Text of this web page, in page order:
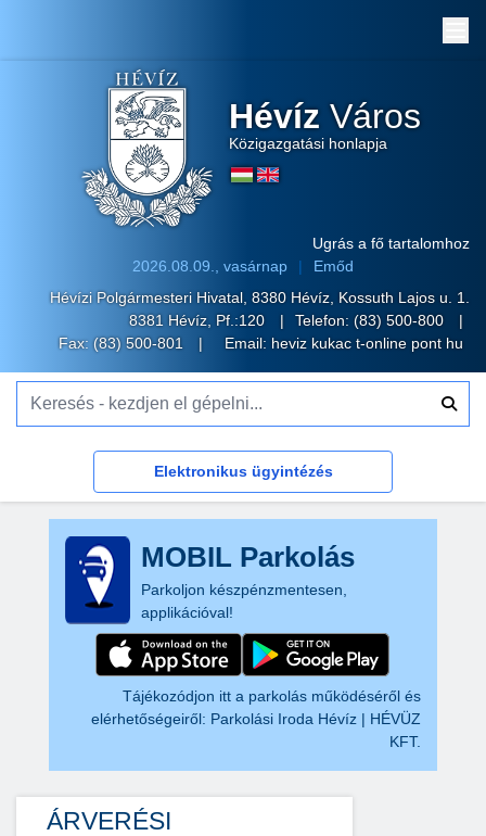
Hévíz Város
Közigazgatási honlapja
Ugrás a fő tartalomhoz
2026.08.09., vasárnap
Emőd
Hévízi Polgármesteri Hivatal, 8380 Hévíz, Kossuth Lajos u. 1.
8381 Hévíz, Pf.:120
Telefon: (83) 500-800
Fax: (83) 500-801
Email: heviz kukac t-online pont hu
Elektronikus ügyintézés
MOBIL Parkolás
Parkoljon készpénzmentesen,
applikációval!
Tájékozódjon itt a parkolás működéséről és
elérhetőségeiről: Parkolási Iroda Hévíz | HÉVÜZ
KFT.
ÁRVERÉSI